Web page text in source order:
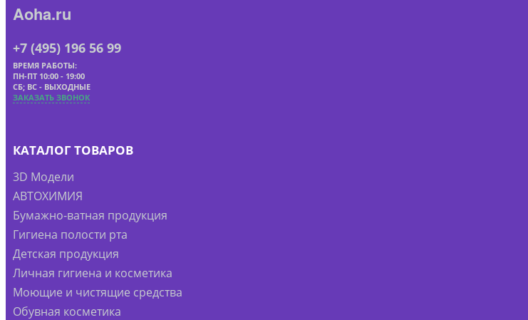
Aoha.ru
+7 (495) 196 56 99
ВРЕМЯ РАБОТЫ:
ПН-ПТ 10:00 - 19:00
СБ; ВС - ВЫХОДНЫЕ
ЗАКАЗАТЬ ЗВОНОК
КАТАЛОГ ТОВАРОВ
3D Модели
АВТОХИМИЯ
Бумажно-ватная продукция
Гигиена полости рта
Детская продукция
Личная гигиена и косметика
Моющие и чистящие средства
Обувная косметика